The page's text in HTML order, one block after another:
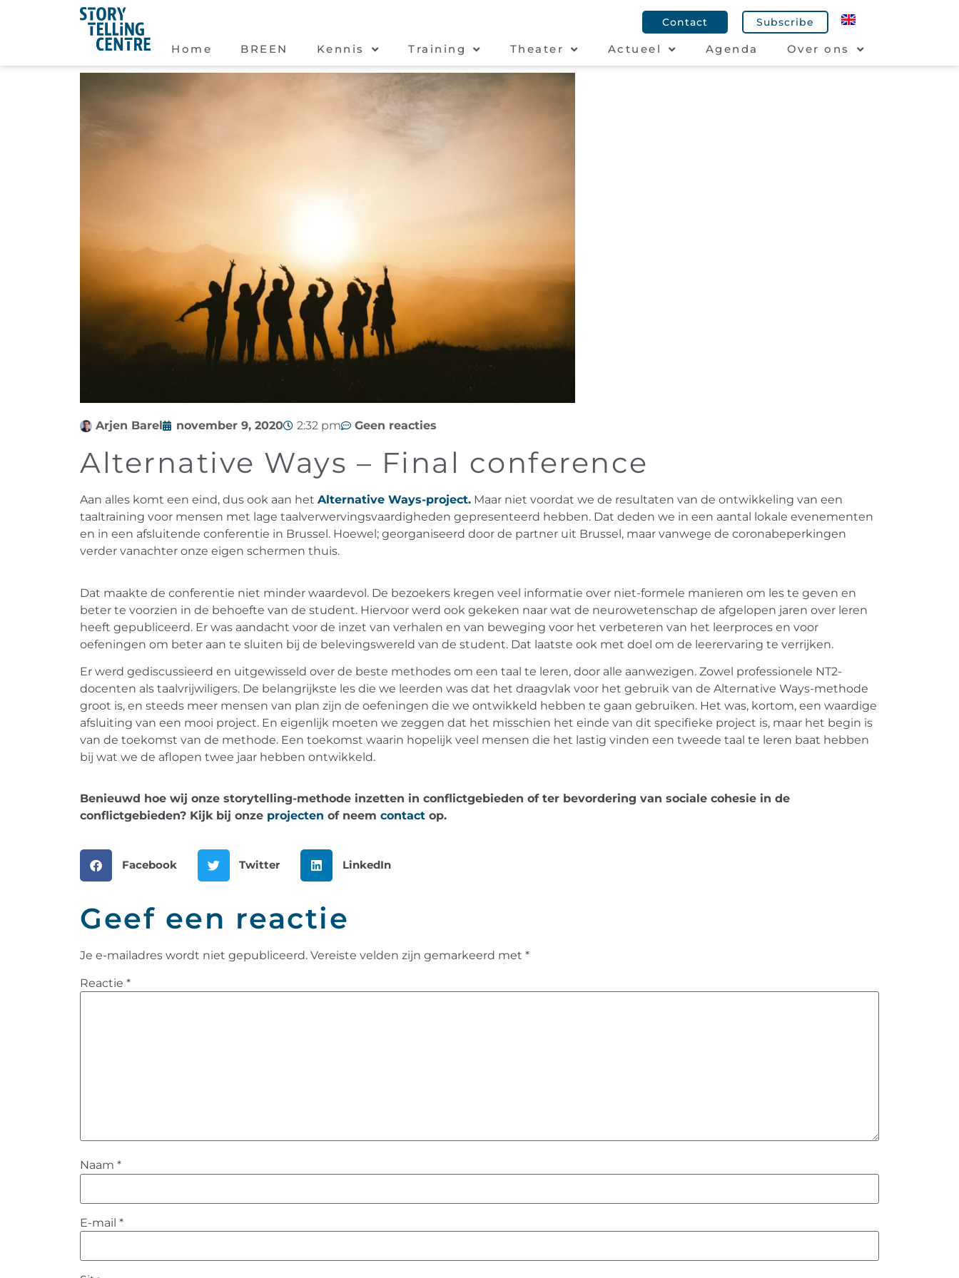
Contact Subscribe
Home BREEN Kennis Training Theater Actueel Agenda Over ons
Arjen Barel november 9, 2020 2:32 pm Geen reacties
Alternative Ways – Final conference
Aan alles komt een eind, dus ook aan het Alternative Ways-project. Maar niet voordat we de resultaten van de ontwikkeling van een
taaltraining voor mensen met lage taalverwervingsvaardigheden gepresenteerd hebben. Dat deden we in een aantal lokale evenementen
en in een afsluitende conferentie in Brussel. Hoewel; georganiseerd door de partner uit Brussel, maar vanwege de coronabeperkingen
verder vanachter onze eigen schermen thuis.
Dat maakte de conferentie niet minder waardevol. De bezoekers kregen veel informatie over niet-formele manieren om les te geven en
beter te voorzien in de behoefte van de student. Hiervoor werd ook gekeken naar wat de neurowetenschap de afgelopen jaren over leren
heeft gepubliceerd. Er was aandacht voor de inzet van verhalen en van beweging voor het verbeteren van het leerproces en voor
oefeningen om beter aan te sluiten bij de belevingswereld van de student. Dat laatste ook met doel om de leerervaring te verrijken.
Er werd gediscussieerd en uitgewisseld over de beste methodes om een taal te leren, door alle aanwezigen. Zowel professionele NT2-
docenten als taalvrijwiligers. De belangrijkste les die we leerden was dat het draagvlak voor het gebruik van de Alternative Ways-methode
groot is, en steeds meer mensen van plan zijn de oefeningen die we ontwikkeld hebben te gaan gebruiken. Het was, kortom, een waardige
afsluiting van een mooi project. En eigenlijk moeten we zeggen dat het misschien het einde van dit specifieke project is, maar het begin is
van de toekomst van de methode. Een toekomst waarin hopelijk veel mensen die het lastig vinden een tweede taal te leren baat hebben
bij wat we de aflopen twee jaar hebben ontwikkeld.
Benieuwd hoe wij onze storytelling-methode inzetten in conflictgebieden of ter bevordering van sociale cohesie in de
conflictgebieden? Kijk bij onze projecten of neem contact op.
Facebook Twitter LinkedIn
Geef een reactie
Je e-mailadres wordt niet gepubliceerd. Vereiste velden zijn gemarkeerd met *
Reactie *
Naam *
E-mail *